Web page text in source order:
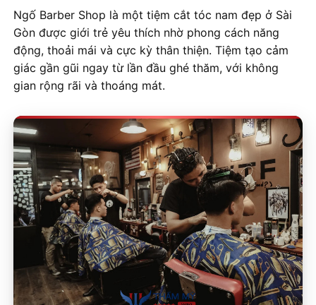
Ngố Barber Shop là một tiệm cắt tóc nam đẹp ở Sài
Gòn được giới trẻ yêu thích nhờ phong cách năng
động, thoải mái và cực kỳ thân thiện. Tiệm tạo cảm
giác gần gũi ngay từ lần đầu ghé thăm, với không
gian rộng rãi và thoáng mát.